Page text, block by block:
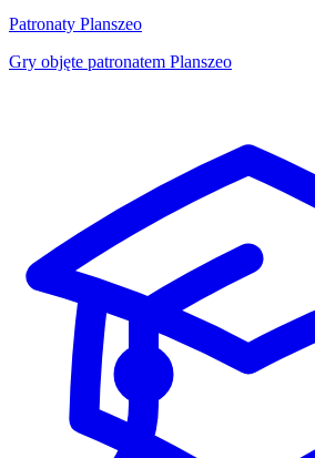
Patronaty Planszeo
Gry objęte patronatem Planszeo